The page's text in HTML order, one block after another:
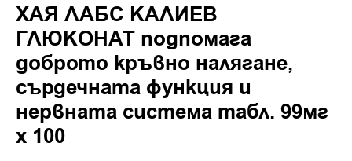
ХАЯ ЛАБС КАЛИЕВ
ГЛЮКОНАТ подпомага
доброто кръвно налягане,
сърдечната функция и
нервната система табл. 99мг
х 100